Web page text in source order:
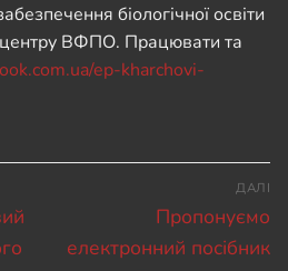
біологічної освіти
ВФПО. Працювати та
ep-kharchovi-
ДАЛІ
Наступний
запис:
Пропонуємо
електронний посібник